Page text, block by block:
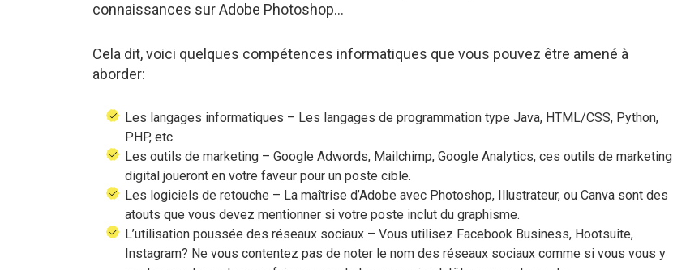
connaissances sur Adobe Photoshop…
Cela dit, voici quelques compétences informatiques que vous pouvez être amené à
aborder:
Les langages informatiques – Les langages de programmation type Java, HTML/CSS, Python,
PHP, etc.
Les outils de marketing – Google Adwords, Mailchimp, Google Analytics, ces outils de marketing
digital joueront en votre faveur pour un poste cible.
Les logiciels de retouche – La maîtrise d’Adobe avec Photoshop, Illustrateur, ou Canva sont des
atouts que vous devez mentionner si votre poste inclut du graphisme.
L’utilisation poussée des réseaux sociaux – Vous utilisez Facebook Business, Hootsuite,
Instagram? Ne vous contentez pas de noter le nom des réseaux sociaux comme si vous vous y